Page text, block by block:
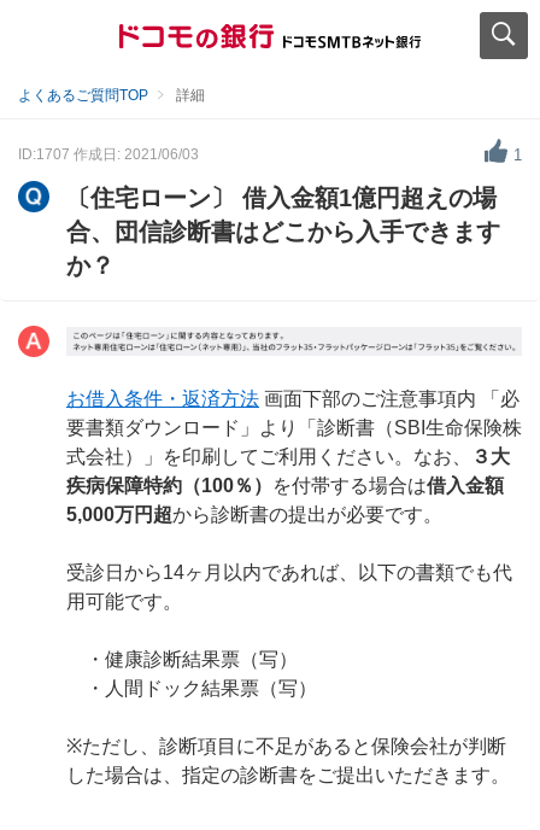
よくあるご質問TOP 詳細
ID:1707 作成日: 2021/06/03 1
〔住宅ローン〕 借入金額1億円超えの場
合、団信診断書はどこから入手できます
か？
お借入条件・返済方法 画面下部のご注意事項内 「必
要書類ダウンロード」より「診断書（SBI生命保険株
式会社）」を印刷してご利用ください。なお、
３大
疾病保障特約（100％）
を付帯する場合は借入金額
5,000万円超から診断書の提出が必要です。
受診日から14ヶ月以内であれば、以下の書類でも代
用可能です。
・健康診断結果票（写）
・人間ドック結果票（写）
※ただし、診断項目に不足があると保険会社が判断
した場合は、指定の診断書をご提出いただきます。